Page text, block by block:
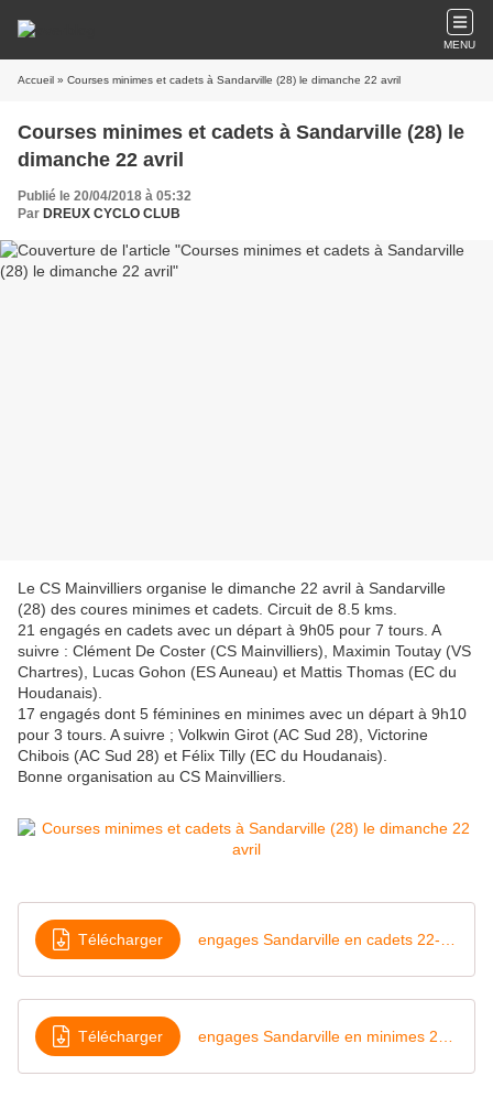
MENU
Accueil » Courses minimes et cadets à Sandarville (28) le dimanche 22 avril
Courses minimes et cadets à Sandarville (28) le
dimanche 22 avril
Publié le 20/04/2018 à 05:32
Par DREUX CYCLO CLUB
Le CS Mainvilliers organise le dimanche 22 avril à Sandarville
(28) des coures minimes et cadets. Circuit de 8.5 kms.
21 engagés en cadets avec un départ à 9h05 pour 7 tours. A
suivre : Clément De Coster (CS Mainvilliers), Maximin Toutay (VS
Chartres), Lucas Gohon (ES Auneau) et Mattis Thomas (EC du
Houdanais).
17 engagés dont 5 féminines en minimes avec un départ à 9h10
pour 3 tours. A suivre ; Volkwin Girot (AC Sud 28), Victorine
Chibois (AC Sud 28) et Félix Tilly (EC du Houdanais).
Bonne organisation au CS Mainvilliers.
Télécharger
Télécharger